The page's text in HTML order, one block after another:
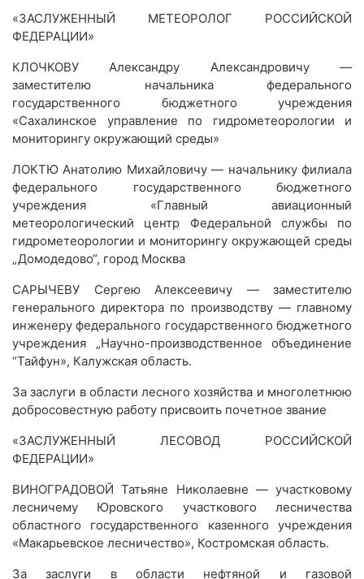
«ЗАСЛУЖЕННЫЙ МЕТЕОРОЛОГ РОССИЙСКОЙ
ФЕДЕРАЦИИ»
КЛОЧКОВУ Александру Александровичу —
заместителю начальника федерального
государственного бюджетного учреждения
«Сахалинское управление по гидрометеорологии и
мониторингу окружающий среды»
ЛОКТЮ Анатолию Михайловичу — начальнику филиала
федерального государственного бюджетного
учреждения «Главный авиационный
метеорологический центр Федеральной службы по
гидрометеорологии и мониторингу окружающей среды
„Домодедово“, город Москва
САРЫЧЕВУ Сергею Алексеевичу — заместителю
генерального директора по производству — главному
инженеру федерального государственного бюджетного
учреждения „Научно-производственное объединение
“Тайфун», Калужская область.
За заслуги в области лесного хозяйства и многолетнюю
добросовестную работу присвоить почетное звание
«ЗАСЛУЖЕННЫЙ ЛЕСОВОД РОССИЙСКОЙ
ФЕДЕРАЦИИ»
ВИНОГРАДОВОЙ Татьяне Николаевне — участковому
лесничему Юровского участкового лесничества
областного государственного казенного учреждения
«Макарьевское лесничество», Костромская область.
За заслуги в области нефтяной и газовой